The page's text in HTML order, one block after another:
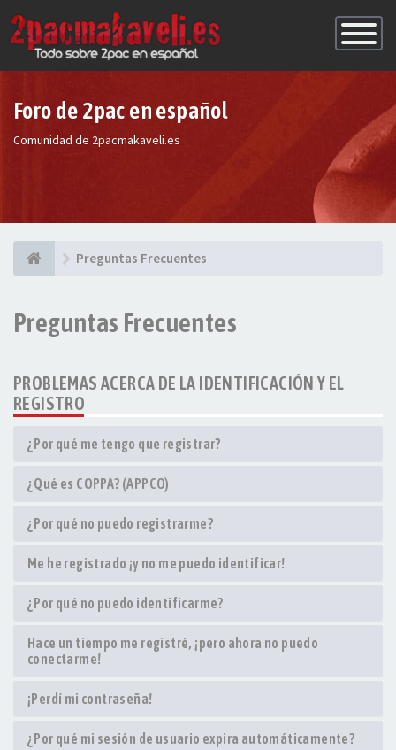
de
Foro de 2pac en español
Comunidad de 2pacmakaveli.es
Preguntas Frecuentes
Preguntas Frecuentes
PROBLEMAS ACERCA DE LA IDENTIFICACIÓN Y EL
REGISTRO
¿Por qué me tengo que registrar?
¿Qué es COPPA? (APPCO)
¿Por qué no puedo registrarme?
Me he registrado ¡y no me puedo identificar!
¿Por qué no puedo identificarme?
Hace un tiempo me registré, ¡pero ahora no puedo
conectarme!
¡Perdí mi contraseña!
¿Por qué mi sesión de usuario expira automáticamente?